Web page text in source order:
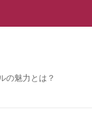
の魅力とは？